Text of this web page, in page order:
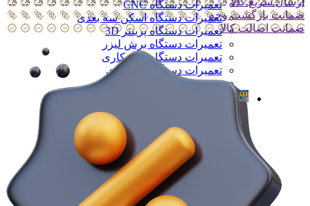
تعمیرات دستگاه CNC
تعمیرات دستگاه اسکن سه بعدی
تعمیرات دستگاه پرینتر 3D
تعمیرات دستگاه برش لیزر
تعمیرات دستگاه تراشکاری
تعمیرات دستگاه فرزکاری
همه تعمیرات
مقایسه دستگاه های صنعتی
آموزش و اطلاعات تکمیلی
آموزش و اطلاعات تکمیلی
آموزش فرزکاری
آموزش تراشکاری
آموزش پرینتر سه بعدی
آموزش اسکنر سه بعدی
ضمانت بازگشت وجه
ضمانت اضالت کالا